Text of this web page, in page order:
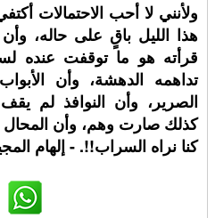
ولأنني لا أحب الاحتمالات
هذا الليل باقٍ على حاله،
قرأته هو ما توقفت عنده
تداهمه الدهشة، وأن
الصرير، وأن النوافذ لم
كذلك صارت وهم، وأن المحال
كنا نراه السراب!!. - إلهام